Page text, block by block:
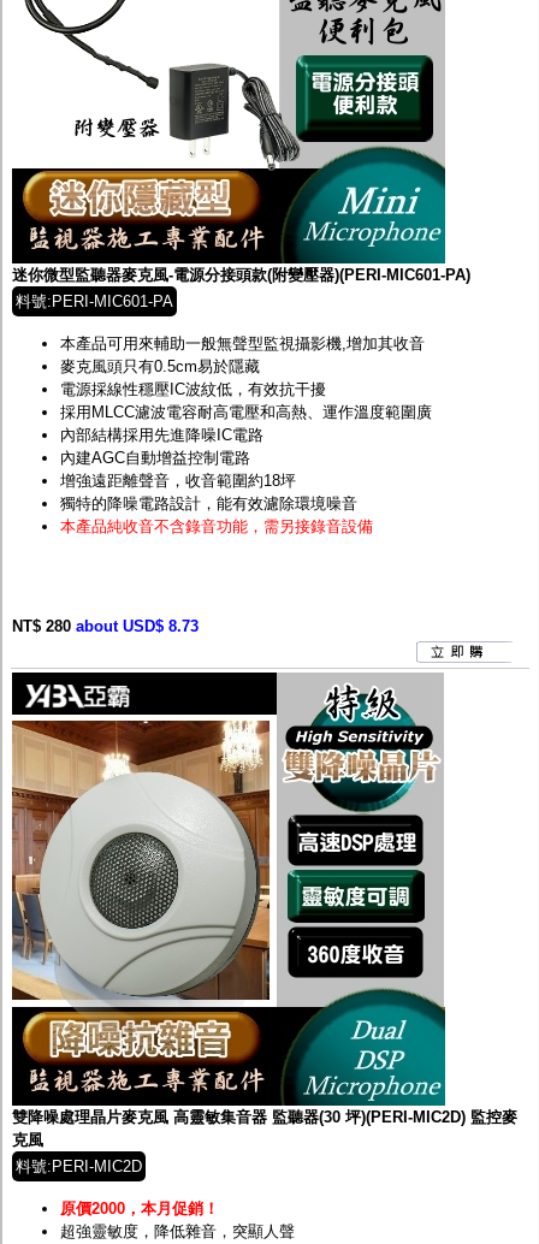
迷你微型監聽器麥克風-電源分接頭款(附變壓器)(PERI-MIC601-PA)
料號:PERI-MIC601-PA
本產品可用來輔助一般無聲型監視攝影機,增加其收音
麥克風頭只有0.5cm易於隱藏
電源採線性穩壓IC波紋低，有效抗干擾
採用MLCC濾波電容耐高電壓和高熱、運作溫度範圍廣
內部結構採用先進降噪IC電路
內建AGC自動增益控制電路
增強遠距離聲音，收音範圍約18坪
獨特的降噪電路設計，能有效濾除環境噪音
本產品純收音不含錄音功能，需另接錄音設備
NT$ 280 about USD$ 8.73
雙降噪處理晶片麥克風 高靈敏集音器 監聽器(30 坪)(PERI-MIC2D) 監控麥
克風
料號:PERI-MIC2D
原價2000，本月促銷！
超強靈敏度，降低雜音，突顯人聲